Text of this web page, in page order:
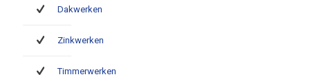
Dakwerken
Zinkwerken
Timmerwerken